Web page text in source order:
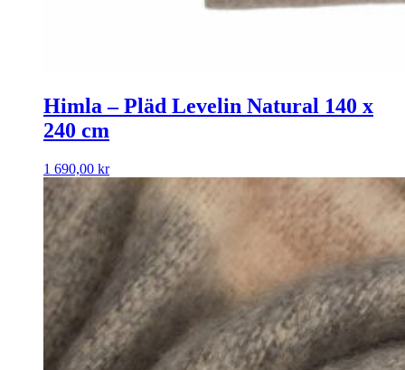
Himla – Pläd Levelin Natural 140 x
240 cm
1 690,00 kr